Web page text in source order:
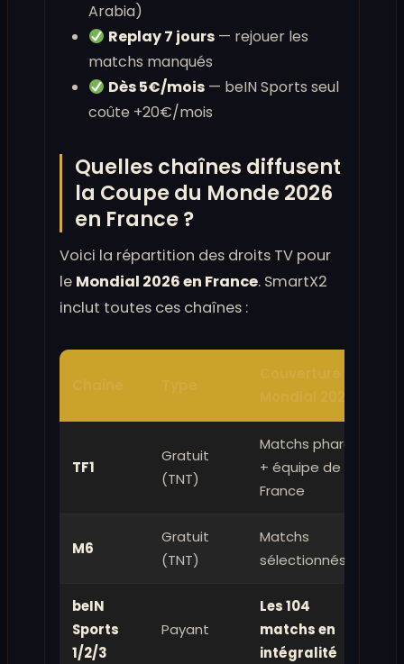
Arabia)
Replay 7 jours — rejouer les
matchs manqués
Dès 5€/mois — beIN Sports seul
coûte +20€/mois
Quelles chaînes diffusent
la Coupe du Monde 2026
en France ?
Voici la répartition des droits TV pour
le Mondial 2026 en France. SmartX2
inclut toutes ces chaînes :
Chaîne Type
Couverture
Mondial 2026
TF1
Gratuit
(TNT)
Matchs phares
+ équipe de
France
M6
Gratuit
(TNT)
Matchs
sélectionnés
beIN
Sports
1/2/3
Payant
Les 104
matchs en
intégralité